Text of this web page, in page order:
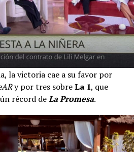
la victoria cae a su favor por
y por tres sobreLa 1, que
récord deLa Promesa.